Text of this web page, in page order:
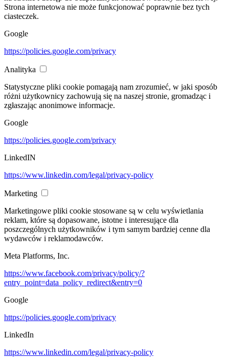
Strona internetowa nie może funkcjonować poprawnie bez tych
ciasteczek.
Google
https://policies.google.com/privacy
Analityka
Statystyczne pliki cookie pomagają nam zrozumieć, w jaki sposób
różni użytkownicy zachowują się na naszej stronie, gromadząc i
zgłaszając anonimowe informacje.
Google
https://policies.google.com/privacy
LinkedIN
https://www.linkedin.com/legal/privacy-policy
Marketing
Marketingowe pliki cookie stosowane są w celu wyświetlania
reklam, które są dopasowane, istotne i interesujące dla
poszczególnych użytkowników i tym samym bardziej cenne dla
wydawców i reklamodawców.
Meta Platforms, Inc.
https://www.facebook.com/privacy/policy/?
entry_point=data_policy_redirect&entry=0
Google
https://policies.google.com/privacy
LinkedIn
https://www.linkedin.com/legal/privacy-policy